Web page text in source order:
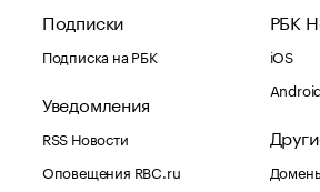
Подписки
Подписка на РБК
Уведомления
RSS Новости
Оповещения RBC.ru
РБК
iOS